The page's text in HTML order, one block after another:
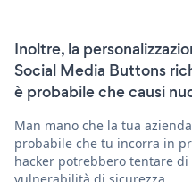
Inoltre, la
Social Media Buttons
è probabile che causi
Man mano che la tua
probabile che tu incorra in
hacker potrebbero tentare